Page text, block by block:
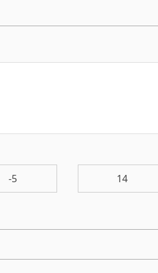
-5 14